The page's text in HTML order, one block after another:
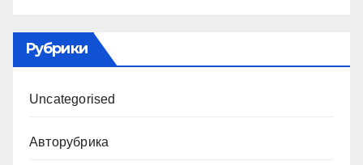
Рубрики
Uncategorised
Авторубрика